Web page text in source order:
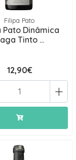
Filipa Pato
Pato Dinâmica
Tinto ...
12,90€
+